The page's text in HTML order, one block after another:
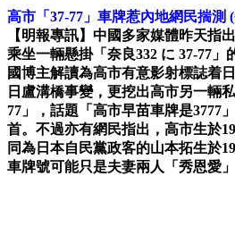
高市「37-77」車牌惹內地網民揣測
【明報專訊】中國多家媒體昨天指
乘坐一輛懸掛「奈良332 に 37-77」
國博主解讀為高市有意影射標誌着
日盧溝橋事變，更挖出高市另一輛
77」，話題「高市早苗車牌是3777
首。不過亦有網民指出，高市生於
同為日本自民黨政客的山本拓生於
車牌號可能只是夫妻兩人「秀恩愛